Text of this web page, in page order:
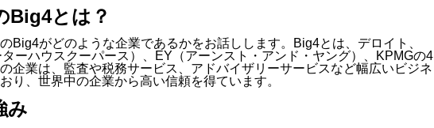
Big4とは？
Big4がどのような企業であるかをお話しします。Big4とは、デロイト、
ーハウスクーパース）、EY（アーンスト・アンド・ヤング）、KPMGの4
企業は、監査や税務サービス、アドバイザリーサービスなど幅広いビジネ
り、世界中の企業から高い信頼を得ています。
み